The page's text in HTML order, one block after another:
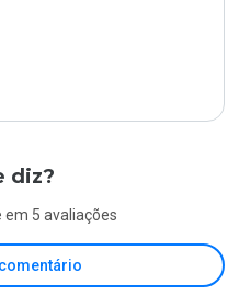
diz?
em 5 avaliações